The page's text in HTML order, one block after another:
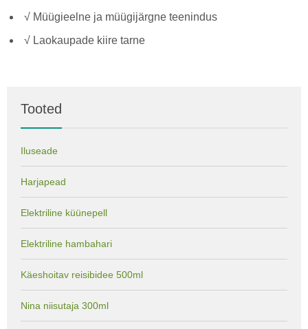
√ Müügieelne ja müügijärgne teenindus
√ Laokaupade kiire tarne
Tooted
Iluseade
Harjapead
Elektriline küünepell
Elektriline hambahari
Käeshoitav reisibidee 500ml
Nina niisutaja 300ml